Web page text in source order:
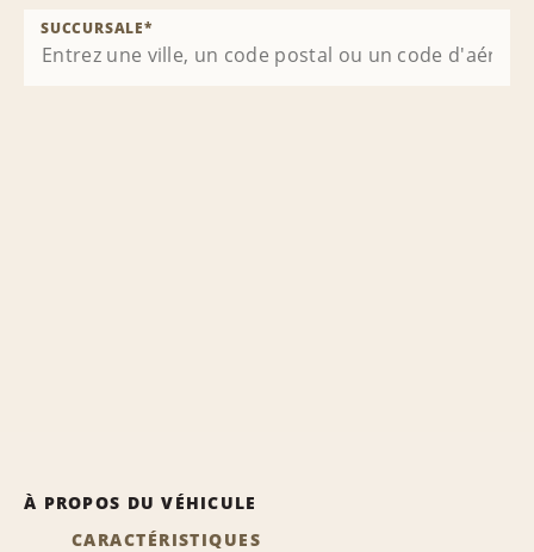
SUCCURSALE*
À PROPOS DU VÉHICULE
CARACTÉRISTIQUES